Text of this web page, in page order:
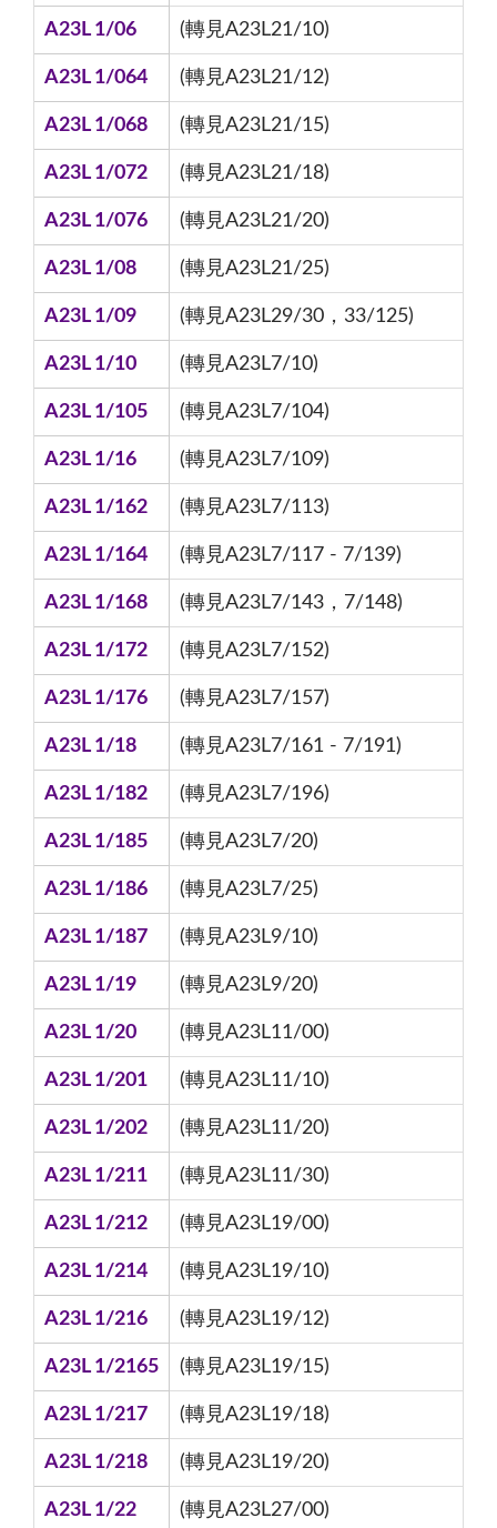
A23L 1/06 (轉見A23L21/10)
A23L 1/064 (轉見A23L21/12)
A23L 1/068 (轉見A23L21/15)
A23L 1/072 (轉見A23L21/18)
A23L 1/076 (轉見A23L21/20)
A23L 1/08 (轉見A23L21/25)
A23L 1/09 (轉見A23L29/30，33/125)
A23L 1/10 (轉見A23L7/10)
A23L 1/105 (轉見A23L7/104)
A23L 1/16 (轉見A23L7/109)
A23L 1/162 (轉見A23L7/113)
A23L 1/164 (轉見A23L7/117 - 7/139)
A23L 1/168 (轉見A23L7/143，7/148)
A23L 1/172 (轉見A23L7/152)
A23L 1/176 (轉見A23L7/157)
A23L 1/18 (轉見A23L7/161 - 7/191)
A23L 1/182 (轉見A23L7/196)
A23L 1/185 (轉見A23L7/20)
A23L 1/186 (轉見A23L7/25)
A23L 1/187 (轉見A23L9/10)
A23L 1/19 (轉見A23L9/20)
A23L 1/20 (轉見A23L11/00)
A23L 1/201 (轉見A23L11/10)
A23L 1/202 (轉見A23L11/20)
A23L 1/211 (轉見A23L11/30)
A23L 1/212 (轉見A23L19/00)
A23L 1/214 (轉見A23L19/10)
A23L 1/216 (轉見A23L19/12)
A23L 1/2165 (轉見A23L19/15)
A23L 1/217 (轉見A23L19/18)
A23L 1/218 (轉見A23L19/20)
A23L 1/22 (轉見A23L27/00)